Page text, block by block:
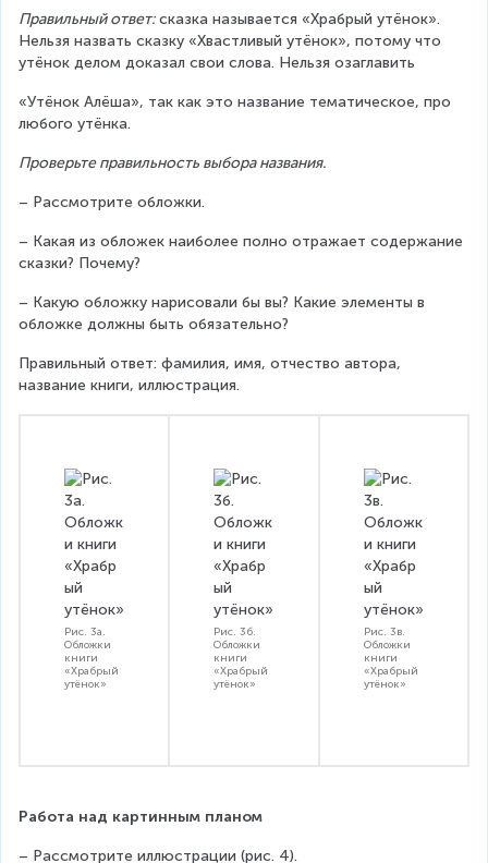
Правильный ответ: сказка называется «Храбрый утёнок».
Нельзя назвать сказку «Хвастливый утёнок», потому что
утёнок делом доказал свои слова. Нельзя озаглавить
«Утёнок Алёша», так как это название тематическое, про
любого утёнка.
Проверьте правильность выбора названия.
– Рассмотрите обложки.
– Какая из обложек наиболее полно отражает содержание
сказки? Почему?
– Какую обложку нарисовали бы вы? Какие элементы в
обложке должны быть обязательно?
Правильный ответ: фамилия, имя, отчество автора,
название книги, иллюстрация.
Рис. 3а.
Обложки
книги
«Храбрый
утёнок»
Рис. 3б.
Обложки
книги
«Храбрый
утёнок»
Рис. 3в.
Обложки
книги
«Храбрый
утёнок»
Работа над картинным планом
– Рассмотрите иллюстрации (рис. 4).